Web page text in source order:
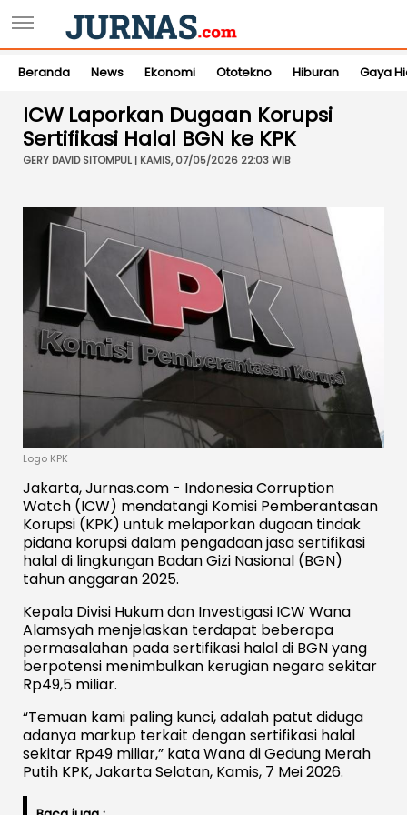
Beranda News Ekonomi Ototekno Hiburan Gaya
ICW Laporkan Dugaan Korupsi
Sertifikasi Halal BGN ke KPK
GERY DAVID SITOMPUL | KAMIS, 07/05/2026 22:03 WIB
Logo KPK
Jakarta, Jurnas.com - Indonesia Corruption
Watch (ICW) mendatangi Komisi Pemberantasan
Korupsi (KPK) untuk melaporkan dugaan tindak
pidana korupsi dalam pengadaan jasa sertifikasi
halal di lingkungan Badan Gizi Nasional (BGN)
tahun anggaran 2025.
Kepala Divisi Hukum dan Investigasi ICW Wana
Alamsyah menjelaskan terdapat beberapa
permasalahan pada sertifikasi halal di BGN yang
berpotensi menimbulkan kerugian negara sekitar
Rp49,5 miliar.
“Temuan kami paling kunci, adalah patut diduga
adanya markup terkait dengan sertifikasi halal
sekitar Rp49 miliar,” kata Wana di Gedung Merah
Putih KPK, Jakarta Selatan, Kamis, 7 Mei 2026.